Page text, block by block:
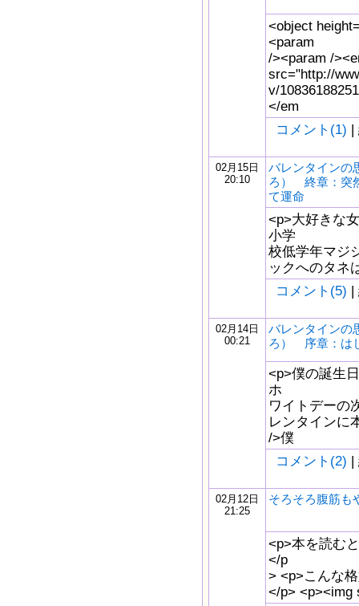
<object
<param
/><param /
src="http://
v/
</em
コメント(1) |
02月15日
20:10
バレンタインの
ろ） 終章：突
て運命
<p>大好きな
小学
校低学年マジ
ックへのタネ
コメント(5) |
02月14日
00:21
バレンタインの
ろ） 序章：は
<p>僕の誕生
ホ
ワイトデーの
レンタインに
/>僕
コメント(2) |
02月12日
21:25
そろそろ腹筋も
<p>本を読む
</p
> <p>こんな
</p> <p><img